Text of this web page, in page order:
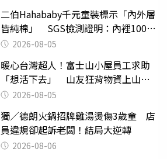
二伯Hahababy千元童裝標示「內外層
皆純棉」 SGS檢測證明：內裡100%
聚酯纖維
2026-08-05
暖心台灣超人！富士山小屋員工求助
「想活下去」 山友狂背物資上山：
台灣真的是寶島
2026-08-05
獨／德朗火鍋招牌雞湯燙傷3歲童 店
員違規卻起訴老闆！結局大逆轉
2026-08-06